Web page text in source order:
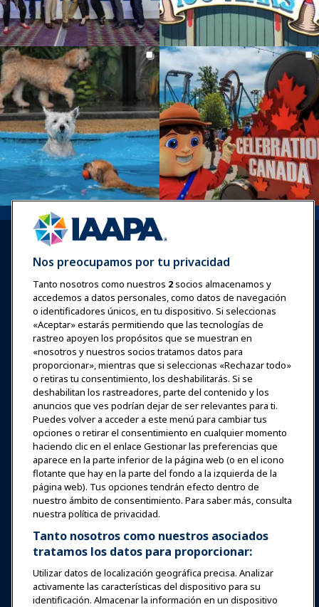
Iniciar sesión Únete ahora
Premios Carreras
Contacto
Expos y Eventos
Noticias y Funworld
Educación
Seguridad y protección
Defensa
Investigación y Reportes
Acerca de IAAPA
Nos preocupamos por tu privacidad
Tanto nosotros como nuestros 2socios almacenamos y
accedemos a datos personales, como datos de navegación
o identificadores únicos, en tu dispositivo. Si seleccionas
«Aceptar» estarás permitiendo que las tecnologías de
rastreo apoyen los propósitos que se muestran en
«nosotros y nuestros socios tratamos datos para
proporcionar», mientras que si seleccionas «Rechazar todo»
o retiras tu consentimiento, los deshabilitarás. Si se
deshabilitan los rastreadores, parte del contenido y los
anuncios que ves podrían dejar de ser relevantes para ti.
Puedes volver a acceder a este menú para cambiar tus
opciones o retirar el consentimiento en cualquier momento
haciendo clic en el enlace Gestionar las preferencias que
aparece en la parte inferior de la página web (o en el icono
flotante que hay en la parte del fondo a la izquierda de la
página web). Tus opciones tendrán efecto dentro de
nuestro ámbito de consentimiento. Para saber más, consulta
nuestra política de privacidad.
Tanto nosotros como nuestros asociados
tratamos los datos para proporcionar:
Utilizar datos de localización geográfica precisa. Analizar
activamente las características del dispositivo para su
identificación. Almacenar la información en un dispositivo